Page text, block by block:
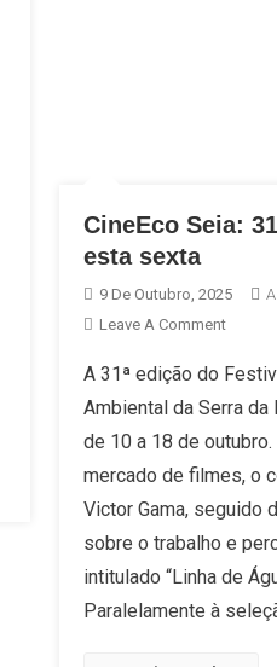
CineEco Seia:
esta sexta
9 De Outubro, 2025
Leave A CommentOn
Seia:
31ª
Edição
Esta
Sexta
A 31ª edição do
Ambiental da Serra
de 10 a 18 de
mercado de filmes, o
Victor Gama, seguido
sobre o trabalho e
intitulado “Linha de
Paralelamente à